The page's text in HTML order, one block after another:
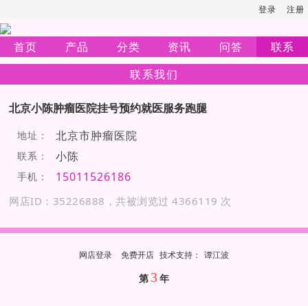
登录 注册
首页 产品 分类 资讯 问答
联系
联系我们
北京小陈肿瘤医院挂号预约就医服务跑腿
地址： 北京市肿瘤医院
联系： 小陈
手机： 15011526186
网店ID：35226888，共被浏览过 4366119 次
网店登录 免费开店 技术支持 ： 谭江波
第 3年